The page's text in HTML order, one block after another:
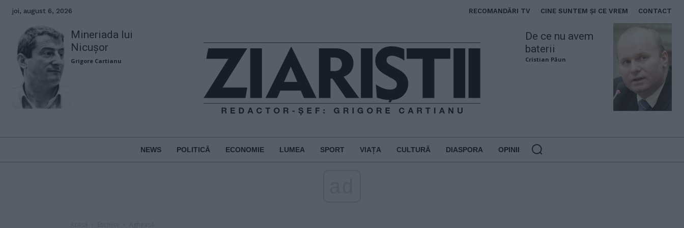
joi, august 6, 2026 RECOMANDĂRI TV CINE SUNTEM ȘI CE VREM CONTACT
Mineriada lui
Nicușor
Grigore Cartianu
De ce nu avem
baterii
Cristian Păun
NEWS POLITICĂ ECONOMIE LUMEA SPORT VIAȚA CULTURĂ DIASPORA OPINII